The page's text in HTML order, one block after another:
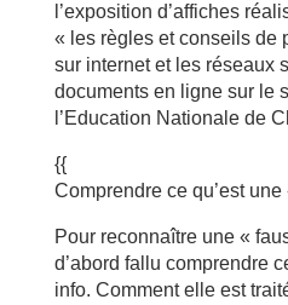
l’exposition d’affiches
« les règles et conseils de
sur internet et les réseaux
documents en ligne sur le
l’Education Nationale de
{{
Comprendre ce qu’est
Pour reconnaître une «
d’abord fallu comprendre
info. Comment elle est